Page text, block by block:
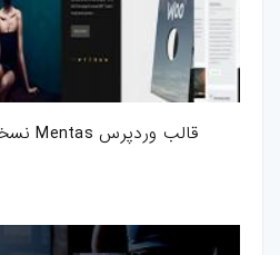
قالب وردپرس Mentas نسخه 2.3.0 راست چین